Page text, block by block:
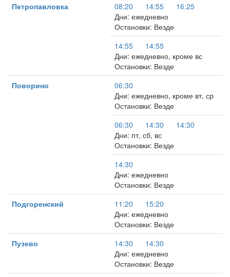
Петропавловка
08:20 14:55
16:25
Дни: ежедневно
Остановки: Везде
14:55
14:55
Дни: ежедневно, кроме вс
Остановки: Везде
Поворино
06:30
Дни: ежедневно, кроме вт, ср
Остановки: Везде
06:30
14:30
14:30
Дни: пт, сб, вс
Остановки: Везде
14:30
Дни: ежедневно
Остановки: Везде
Подгоренский
11:20
15:20
Дни: ежедневно
Остановки: Везде
Пузево
14:30
14:30
Дни: ежедневно
Остановки: Везде